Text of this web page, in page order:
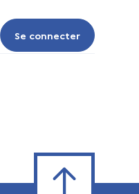
Se connecter
Se connecter